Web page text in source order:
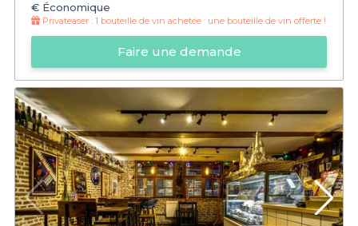
€ Économique
Privateaser : 1 bouteille de vin achetée : une bouteille de vin offerte !
Faire une demande